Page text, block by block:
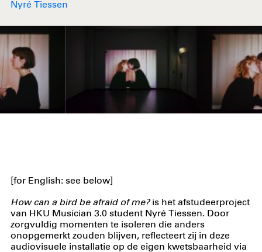
Nyré Tiessen
[for English: see below]
How can a bird be afraid of me?is het afstudeerproject
van HKU Musician 3.0 student Nyré Tiessen. Door
zorgvuldig momenten te isoleren die anders
onopgemerkt zouden blijven, reflecteert zij in deze
audiovisuele installatie op de eigen kwetsbaarheid via